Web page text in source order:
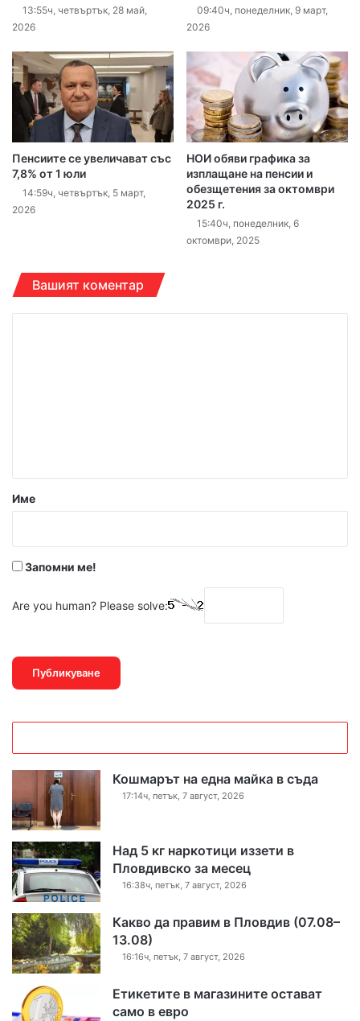
13:55ч, четвъртък, 28 май,
2026
09:40ч, понеделник, 9 март,
2026
Пенсиите се увеличават със
7,8% от 1 юли
14:59ч, четвъртък, 5 март,
2026
НОИ обяви графика за
изплащане на пенсии и
обезщетения за октомври
2025 г.
15:40ч, понеделник, 6
октомври, 2025
Вашият коментар
р
Име
Запомни ме!
Are you human? Please solve:
Кошмарът на една майка в съда
17:14ч, петък, 7 август, 2026
Над 5 кг наркотици иззети в
Пловдивско за месец
16:38ч, петък, 7 август, 2026
Какво да правим в Пловдив (07.08–
13.08)
16:16ч, петък, 7 август, 2026
Етикетите в магазините остават
само в евро